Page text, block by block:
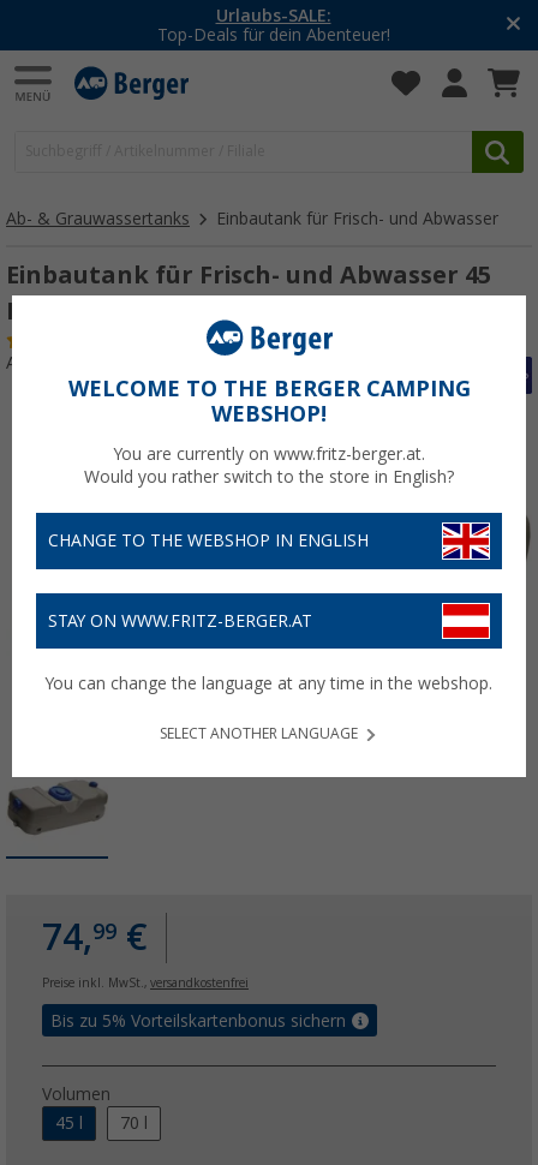
Urlaubs-SALE:
Top-Deals für dein Abenteuer!
Ab- & Grauwassertanks Einbautank für Frisch- und Abwasser
Einbautank für Frisch- und Abwasser 45
Liter
Art.-Nr.: 131730
74,99 €
Preise inkl. MwSt., versandkostenfrei
Bis zu 5% Vorteilskartenbonus sichern
Volumen
45 l
70 l
WELCOME TO THE BERGER CAMPING
WEBSHOP!
You are currently on www.fritz-berger.at.
Would you rather switch to the store in English?
CHANGE TO THE WEBSHOP IN ENGLISH
STAY ON WWW.FRITZ-BERGER.AT
You can change the language at any time in the webshop.
SELECT ANOTHER LANGUAGE